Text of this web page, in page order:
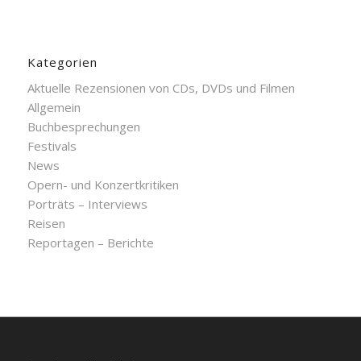
Kategorien
Aktuelle Rezensionen von CDs, DVDs und Filmen
Allgemein
Buchbesprechungen
Festivals
News
Opern- und Konzertkritiken
Porträts – Interviews
Reisen
Reportagen – Berichte